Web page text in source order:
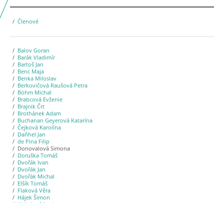
Členové
Balov Goran
Barák Vladimír
Bartoš Jan
Benc Maja
Benka Miloslav
Berkovičová Raušová Petra
Böhm Michal
Brabcová Evženie
Brajnik Črt
Brothánek Adam
Buchanan Geyerová Katarína
Čejková Karolína
Daňhel Jan
de Pina Filip
Donovalová Simona
Doruška Tomáš
Dvořák Ivan
Dvořák Jan
Dvořák Michal
Elšík Tomáš
Flaková Věra
Hájek Šimon